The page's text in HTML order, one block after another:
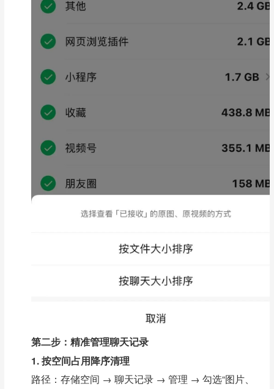
第二步：精准管理聊天记录
1. 按空间占用降序清理
路径：存储空间 → 聊天记录 → 管理 → 勾选“图片、